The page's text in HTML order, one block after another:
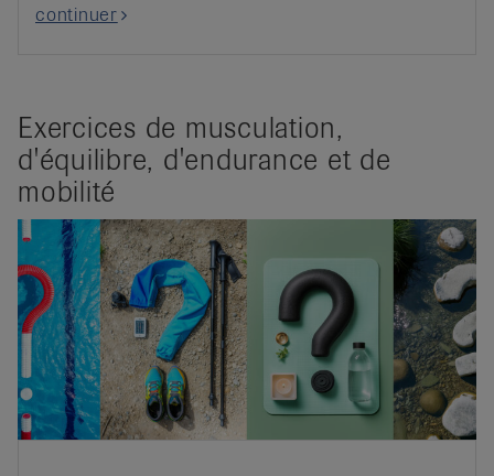
continuer
Exercices de musculation,
d'équilibre, d'endurance et de
mobilité